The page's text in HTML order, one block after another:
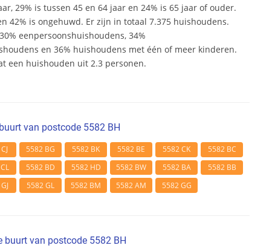
29% is tussen 45 en 64 jaar en 24% is 65 jaar of ouder.
42% is ongehuwd. Er zijn in totaal 7.375 huishoudens.
eenpersoonshuishoudens, 34%
en 36% huishoudens met één of meer kinderen.
een huishouden uit 2.3 personen.
van postcode 5582 BH
5582 BG 5582 BK 5582 BE 5582 CK
5582 BC
5582 BD 5582 HD 5582 BW 5582 BA
5582 BB
5582 GL 5582 BM 5582 AM 5582 GG
buurt van postcode 5582 BH